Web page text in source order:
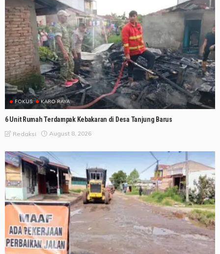
FOKUS KARO RAYA
6 Unit Rumah Terdampak Kebakaran di Desa Tanjung Barus
Redaksi August 8, 2026